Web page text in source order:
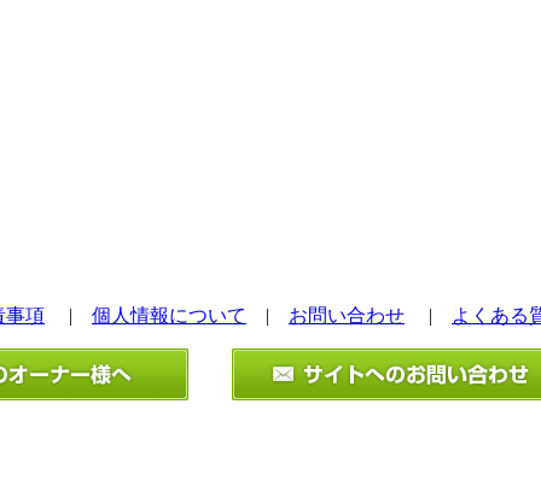
事項 | 個人情報について | お問い合わせ | よくある